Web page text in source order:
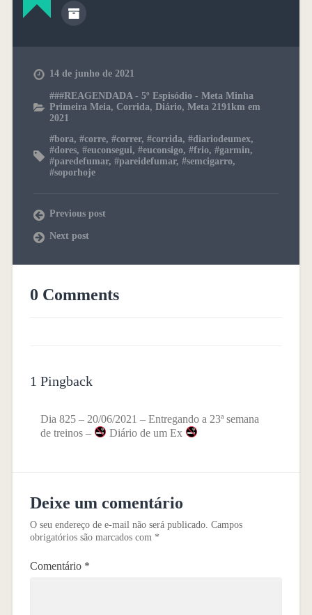
14 de junho de 2021
###REAGENDADA - 5º Espisódio - Meta Minha
Primeira Meia, Corrida, Diário, Meta 2191km em
2021
#bora, #corre, #correr, #corrida, #diariodeumex,
#dores, #euconsegui, #euconsigo, #frio, #garmin,
#paredefumar, #pareidefumar, #semcigarro,
#soporhoje
Previous post
Next post
0 Comments
1 Pingback
Dia 825 – 20/06/2021 – Entregando a 23ª semana
de treinos –
Diário de um Ex
Deixe um comentário
O seu endereço de e-mail não será publicado. Campos
obrigatórios são marcados com *
Comentário *